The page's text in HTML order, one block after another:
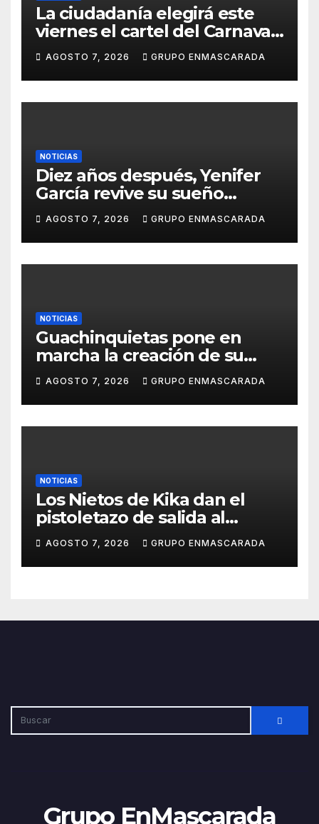
La ciudadanía elegirá este
viernes el cartel del Carnaval
de Las Palmas de Gran
Canaria 2027 en una gala
retransmitida por Televisión
Canaria
AGOSTO 7, 2026 GRUPO ENMASCARADA
NOTICIAS
Diez años después, Yenifer
García revive su sueño
carnavalero en el vídeo de
presentación de San Juan de
la Rambla para el Grand Prix
AGOSTO 7, 2026 GRUPO ENMASCARADA
NOTICIAS
Guachinquietas pone en
marcha la creación de su
repertorio para el Carnaval
2027
AGOSTO 7, 2026 GRUPO ENMASCARADA
NOTICIAS
Los Nietos de Kika dan el
pistoletazo de salida al
Carnaval 2027 con el inicio de
sus ensayos
AGOSTO 7, 2026 GRUPO ENMASCARADA
Grupo EnMascarada